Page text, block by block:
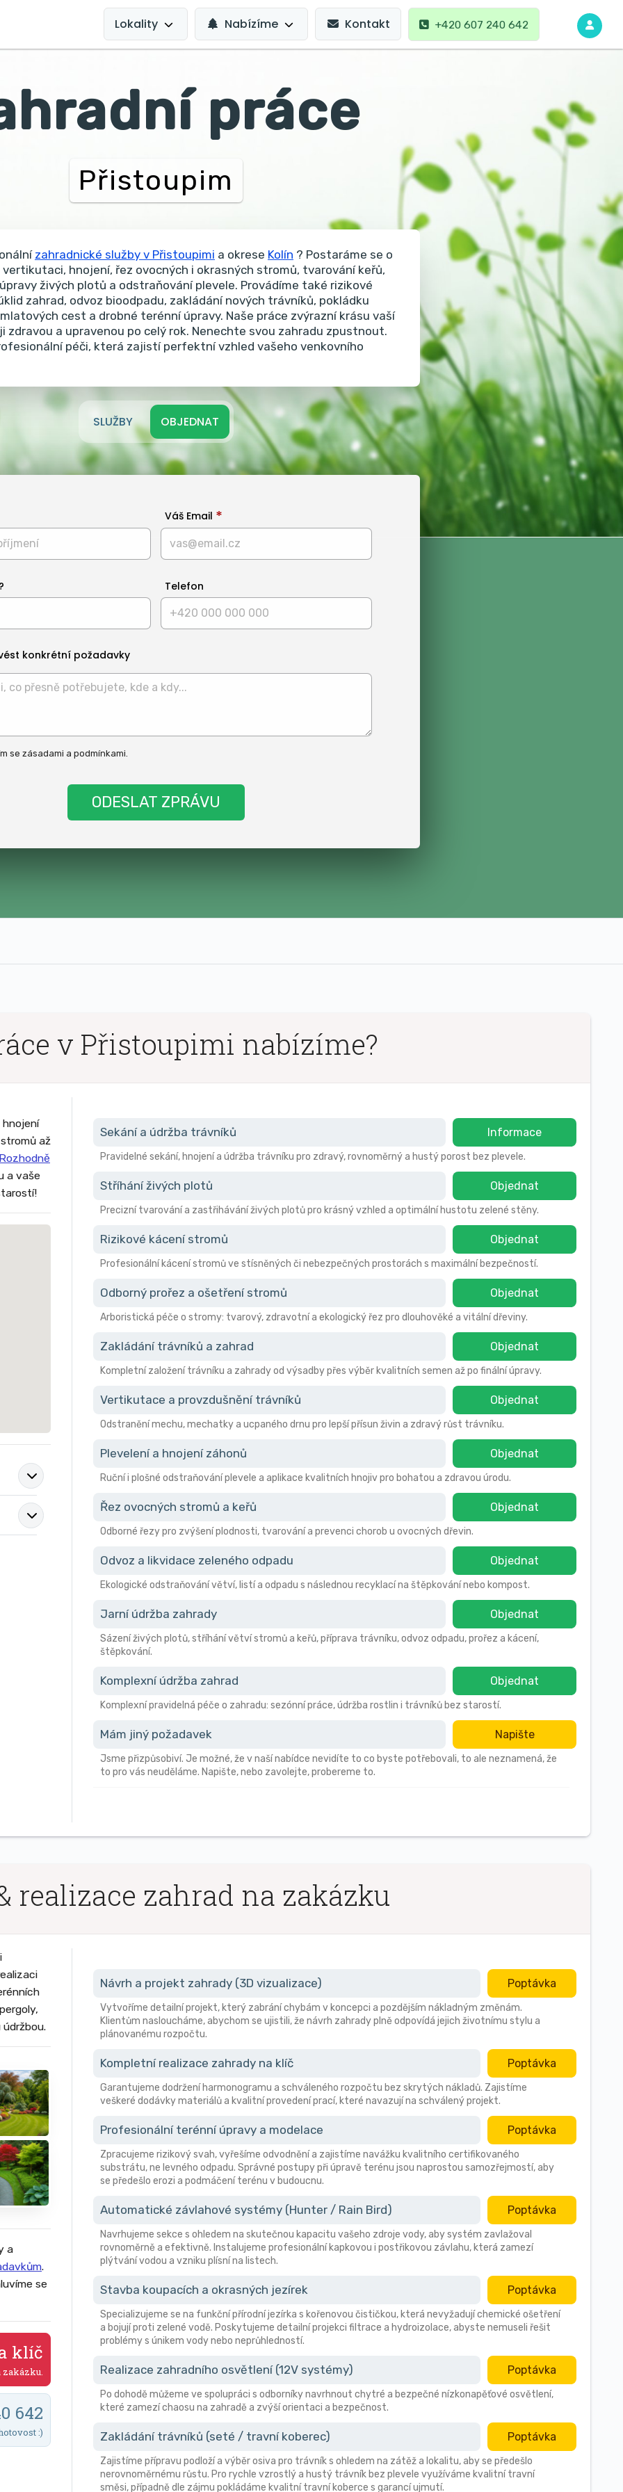
MAIN
NAVIGATION
+420 607 240 642
Lokality Nabízíme Kontakt
práce
Přistoupim
zahradnické služby v Přistoupimi a okrese Kolín ? Postaráme se o
hnojení, řez ovocných i okrasných stromů, tvarování keřů,
živých plotů a odstraňování plevele. Provádíme také rizikové
zahrad, odvoz bioodpadu, zakládání nových trávníků, pokládku
cest a drobné terénní úpravy. Naše práce zvýrazní krásu vaší
zdravou a upravenou po celý rok. Nenechte svou zahradu zpustnout.
péči, která zajistí perfektní vzhled vašeho venkovního
SLUŽBY OBJEDNAT
Váš Email
Telefon
konkrétní požadavky
se zásadami a podmínkami.
v Přistoupimi nabízíme?
hnojení
až
Rozhodně
a vaše
Sekání a údržba trávníků Informace
Pravidelné sekání, hnojení a údržba trávníku pro zdravý, rovnoměrný a hustý porost bez plevele.
Stříhání živých plotů Objednat
Precizní tvarování a zastřihávání živých plotů pro krásný vzhled a optimální hustotu zelené stěny.
Rizikové kácení stromů Objednat
Profesionální kácení stromů ve stísněných či nebezpečných prostorách s maximální bezpečností.
Odborný prořez a ošetření stromů Objednat
Arboristická péče o stromy: tvarový, zdravotní a ekologický řez pro dlouhověké a vitální dřeviny.
Zakládání trávníků a zahrad Objednat
Kompletní založení trávníku a zahrady od výsadby přes výběr kvalitních semen až po finální úpravy.
Vertikutace a provzdušnění trávníků Objednat
Odstranění mechu, mechatky a ucpaného drnu pro lepší přísun živin a zdravý růst trávníku.
Plevelení a hnojení záhonů Objednat
Ruční i plošné odstraňování plevele a aplikace kvalitních hnojiv pro bohatou a zdravou úrodu.
Řez ovocných stromů a keřů Objednat
Odborné řezy pro zvýšení plodnosti, tvarování a prevenci chorob u ovocných dřevin.
Odvoz a likvidace zeleného odpadu Objednat
Ekologické odstraňování větví, listí a odpadu s následnou recyklací na štěpkování nebo kompost.
Jarní údržba zahrady Objednat
Sázení živých plotů, stříhání větví stromů a keřů, příprava trávníku, odvoz odpadu, prořez a kácení,
štěpkování.
Komplexní údržba zahrad Objednat
Komplexní pravidelná péče o zahradu: sezónní práce, údržba rostlin i trávníků bez starostí.
Mám jiný požadavek Napište
Jsme přizpůsobiví. Je možné, že v naší nabídce nevidíte to co byste potřebovali, to ale neznamená, že
to pro vás neuděláme. Napište, nebo zavolejte, probereme to.
realizace zahrad na zakázku
a
.
se
klíč
zakázku.
642
:)
Návrh a projekt zahrady (3D vizualizace) Poptávka
Vytvoříme detailní projekt, který zabrání chybám v koncepci a pozdějším nákladným změnám.
Klientům nasloucháme, abychom se ujistili, že návrh zahrady plně odpovídá jejich životnímu stylu a
plánovanému rozpočtu.
Kompletní realizace zahrady na klíč Poptávka
Garantujeme dodržení harmonogramu a schváleného rozpočtu bez skrytých nákladů. Zajistíme
veškeré dodávky materiálů a kvalitní provedení prací, které navazují na schválený projekt.
Profesionální terénní úpravy a modelace Poptávka
Zpracujeme rizikový svah, vyřešíme odvodnění a zajistíme navážku kvalitního certifikovaného
substrátu, ne levného odpadu. Správné postupy při úpravě terénu jsou naprostou samozřejmostí, aby
se předešlo erozi a podmáčení terénu v budoucnu.
Automatické závlahové systémy (Hunter / Rain Bird) Poptávka
Navrhujeme sekce s ohledem na skutečnou kapacitu vašeho zdroje vody, aby systém zavlažoval
rovnoměrně a efektivně. Instalujeme profesionální kapkovou i postřikovou závlahu, která zamezí
plýtvání vodou a vzniku plísní na listech.
Stavba koupacích a okrasných jezírek Poptávka
Specializujeme se na funkční přírodní jezírka s kořenovou čističkou, která nevyžadují chemické ošetření
a bojují proti zelené vodě. Poskytujeme detailní projekci filtrace a hydroizolace, abyste nemuseli řešit
problémy s únikem vody nebo neprůhledností.
Realizace zahradního osvětlení (12V systémy) Poptávka
Po dohodě můžeme ve spolupráci s odborníky navrhnout chytré a bezpečné nízkonapěťové osvětlení,
které zamezí chaosu na zahradě a zvýší orientaci a bezpečnost.
Zakládání trávníků (seté / travní koberec) Poptávka
Zajistíme přípravu podloží a výběr osiva pro trávník s ohledem na zátěž a lokalitu, aby se předešlo
nerovnoměrnému růstu. Pro rychle vzrostlý a hustý trávník bez plevele využíváme kvalitní travní
směsi, případně dle zájmu pokládáme kvalitní travní koberce s garancí ujmutí.